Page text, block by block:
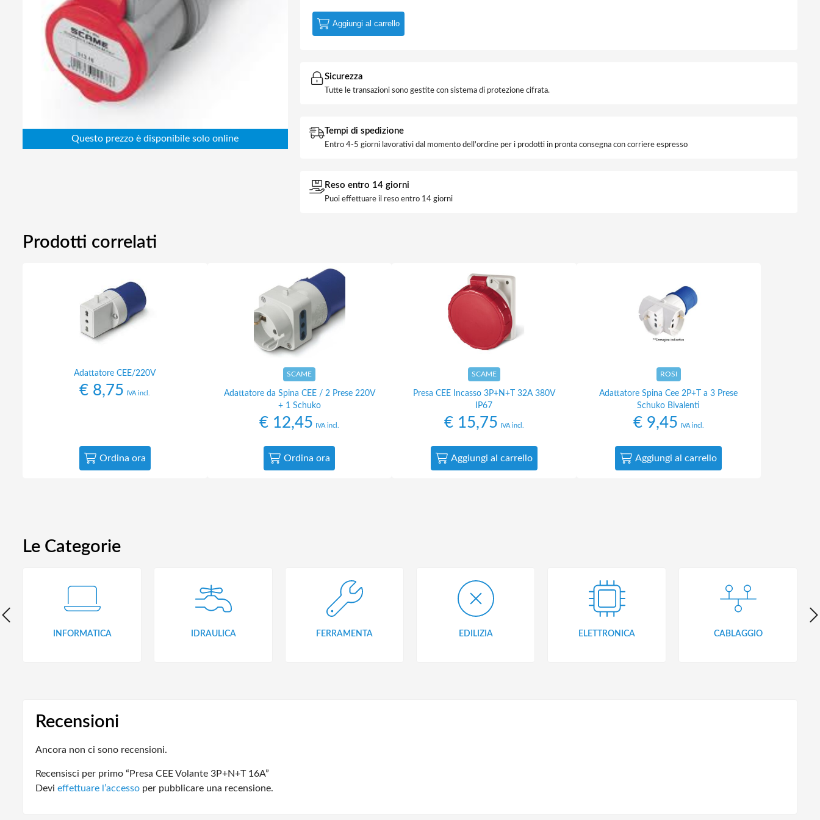
Abbigliamento da lavoro
Alimentatori
Batterie
Elettricità
Elettronica
Edilizia
Aggiungi al carrello
Sicurezza
Tutte le transazioni sono gestite con sistema di protezione cifrata.
Tempi di spedizione
Entro 4-5 giorni lavorativi dal momento dell'ordine per i prodotti in pronta consegna con corriere espresso
Reso entro 14 giorni
Puoi effettuare il reso entro 14 giorni
Prodotti correlati
Adattatore CEE/220V
€ 8,75 IVA incl.
Ordina ora
SCAME
Adattatore da Spina CEE / 2 Prese 220V
+ 1 Schuko
€ 12,45 IVA incl.
Ordina ora
SCAME
Presa CEE Incasso 3P+N+T 32A 380V
IP67
€15,75 IVA incl.
Aggiungi al carrello
ROSI
Adattatore Spina Cee 2P+T a 3 Prese
Schuko Bivalenti
€9,45 IVA incl.
Aggiungi al carrello
Le Categorie
INFORMATICA IDRAULICA FERRAMENTA EDILIZIA ELETTRONICA CABLAGGIO
Recensioni
Ancora non ci sono recensioni.
Recensisci per primo “Presa CEE Volante 3P+N+T 16A”
Devi effettuare l’accesso per pubblicare una recensione.